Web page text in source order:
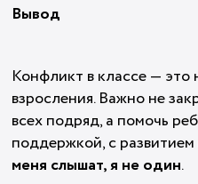
Вывод
Конфликт в классе — это
взросления. Важно не
всех подряд, а помочь
поддержкой, с
меня слышат, я не один.